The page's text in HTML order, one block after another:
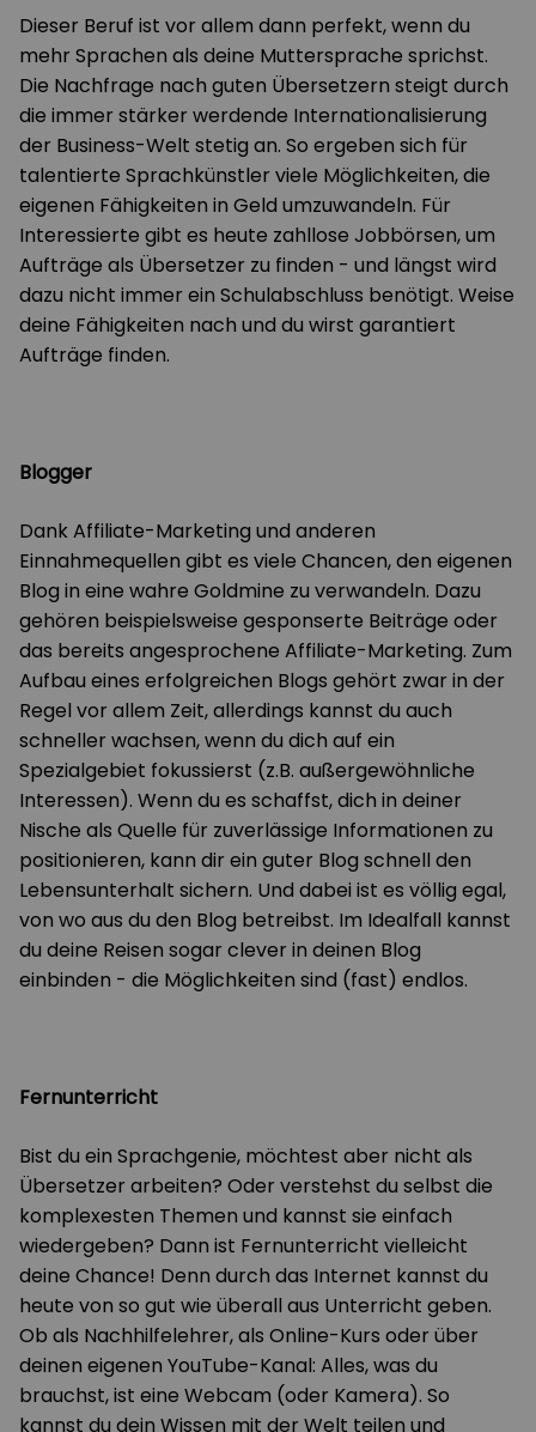
Dieser Beruf ist vor allem dann perfekt, wenn du
mehr Sprachen als deine Muttersprache sprichst.
Die Nachfrage nach guten Übersetzern steigt durch
die immer stärker werdende Internationalisierung
der Business-Welt stetig an. So ergeben sich für
talentierte Sprachkünstler viele Möglichkeiten, die
eigenen Fähigkeiten in Geld umzuwandeln. Für
Interessierte gibt es heute zahllose Jobbörsen, um
Aufträge als Übersetzer zu finden - und längst wird
dazu nicht immer ein Schulabschluss benötigt. Weise
deine Fähigkeiten nach und du wirst garantiert
Aufträge finden.
Blogger
Dank Affiliate-Marketing und anderen
Einnahmequellen gibt es viele Chancen, den eigenen
Blog in eine wahre Goldmine zu verwandeln. Dazu
gehören beispielsweise gesponserte Beiträge oder
das bereits angesprochene Affiliate-Marketing. Zum
Aufbau eines erfolgreichen Blogs gehört zwar in der
Regel vor allem Zeit, allerdings kannst du auch
schneller wachsen, wenn du dich auf ein
Spezialgebiet fokussierst (z.B. außergewöhnliche
Interessen). Wenn du es schaffst, dich in deiner
Nische als Quelle für zuverlässige Informationen zu
positionieren, kann dir ein guter Blog schnell den
Lebensunterhalt sichern. Und dabei ist es völlig egal,
von wo aus du den Blog betreibst. Im Idealfall kannst
du deine Reisen sogar clever in deinen Blog
einbinden - die Möglichkeiten sind (fast) endlos.
Fernunterricht
Bist du ein Sprachgenie, möchtest aber nicht als
Übersetzer arbeiten? Oder verstehst du selbst die
komplexesten Themen und kannst sie einfach
wiedergeben? Dann ist Fernunterricht vielleicht
deine Chance! Denn durch das Internet kannst du
heute von so gut wie überall aus Unterricht geben.
Ob als Nachhilfelehrer, als Online-Kurs oder über
deinen eigenen YouTube-Kanal: Alles, was du
brauchst, ist eine Webcam (oder Kamera). So
kannst du dein Wissen mit der Welt teilen und